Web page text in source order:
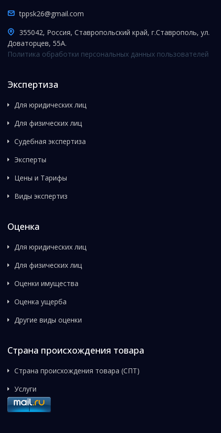
tppsk26@gmail.com
355042, Россия, Ставропольский край, г.Ставрополь, ул.
Доваторцев, 55А.
Политика обработки персональных данных пользователей
Экспертиза
Для юридических лиц
Для физических лиц
Судебная экспертиза
Эксперты
Цены и Тарифы
Виды экспертиз
Оценка
Для юридических лиц
Для физических лиц
Оценки имущества
Оценка ущерба
Другие виды оценки
Страна происхождения товара
Страна происхождения товара (СПТ)
Услуги